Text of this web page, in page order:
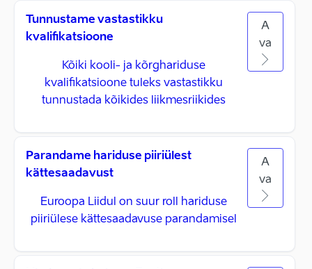
Tunnustame vastastikku
kvalifikatsioone
Kõiki kooli- ja kõrghariduse
kvalifikatsioone tuleks vastastikku
tunnustada kõikides liikmesriikides
A
va
Parandame hariduse piiriülest
kättesaadavust
Euroopa Liidul on suur roll hariduse
piiriülese kättesaadavuse parandamisel
A
va